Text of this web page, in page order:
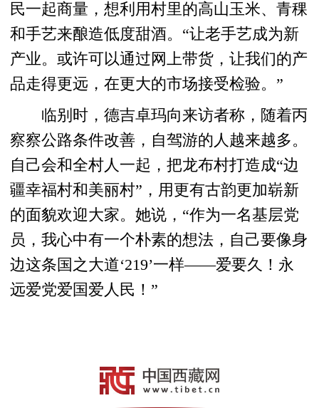
民一起商量，想利用村里的高山玉米、青稞
和手艺来酿造低度甜酒。“让老手艺成为新
产业。或许可以通过网上带货，让我们的产
品走得更远，在更大的市场接受检验。”
临别时，德吉卓玛向来访者称，随着丙
察察公路条件改善，自驾游的人越来越多。
自己会和全村人一起，把龙布村打造成“边
疆幸福村和美丽村”，用更有古韵更加崭新
的面貌欢迎大家。她说，“作为一名基层党
员，我心中有一个朴素的想法，自己要像身
边这条国之大道‘219’一样——爱要久！永
远爱党爱国爱人民！”